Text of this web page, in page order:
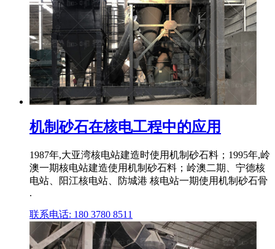
机制砂石在核电工程中的应用
1987年,大亚湾核电站建造时使用机制砂石料；1995年,岭
澳一期核电站建造使用机制砂石料；岭澳二期、宁德核
电站、阳江核电站、防城港 核电站一期使用机制砂石骨
.
联系电话: 180 3780 8511